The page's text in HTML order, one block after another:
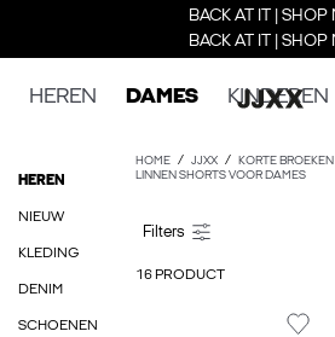
BACK AT IT | SHOP
BACK AT IT | SHOP
HEREN DAMES KINDEREN
HEREN
NIEUW
KLEDING
DENIM
SCHOENEN
HOME JJXX
KORTE BROEKEN
LINNEN SHORTS VOOR DAMES
16 PRODUCT